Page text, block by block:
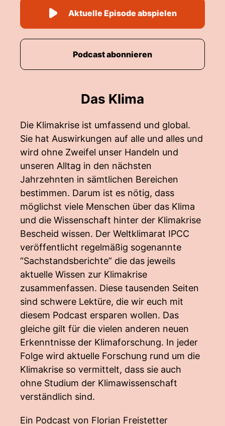
Das Klima
Die Klimakrise ist umfassend und global.
Sie hat Auswirkungen auf alle und alles und
wird ohne Zweifel unser Handeln und
unseren Alltag in den nächsten
Jahrzehnten in sämtlichen Bereichen
bestimmen. Darum ist es nötig, dass
möglichst viele Menschen über das Klima
und die Wissenschaft hinter der Klimakrise
Bescheid wissen. Der Weltklimarat IPCC
veröffentlicht regelmäßig sogenannte
“Sachstandsberichte” die das jeweils
aktuelle Wissen zur Klimakrise
zusammenfassen. Diese tausenden Seiten
sind schwere Lektüre, die wir euch mit
diesem Podcast ersparen wollen. Das
gleiche gilt für die vielen anderen neuen
Erkenntnisse der Klimaforschung. In jeder
Folge wird aktuelle Forschung rund um die
Klimakrise so vermittelt, dass sie auch
ohne Studium der Klimawissenschaft
verständlich sind.
Ein Podcast von Florian Freistetter
Aktuelle Episode abspielen
Podcast abonnieren